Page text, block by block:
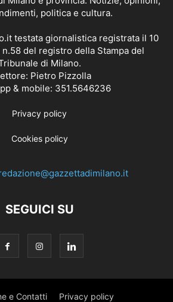
politica e cultura.
testata giornalistica registrata il 10
del registro della Stampa del
di Milano.
Pietro Pizzolla
& mobile: 351.5646236
Privacy policy
Cookies policy
SEGUICI SU
e Contatti Privacy policy